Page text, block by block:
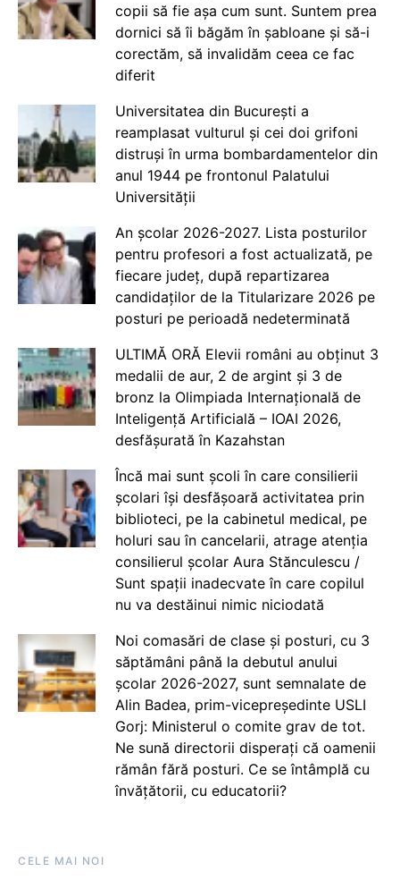
copii să fie așa cum sunt. Suntem prea
dornici să îi băgăm în șabloane și să-i
corectăm, să invalidăm ceea ce fac
diferit
Universitatea din București a
reamplasat vulturul și cei doi grifoni
distruși în urma bombardamentelor din
anul 1944 pe frontonul Palatului
Universității
An școlar 2026-2027. Lista posturilor
pentru profesori a fost actualizată, pe
fiecare județ, după repartizarea
candidaților de la Titularizare 2026 pe
posturi pe perioadă nedeterminată
ULTIMĂ ORĂ Elevii români au obținut 3
medalii de aur, 2 de argint și 3 de
bronz la Olimpiada Internațională de
Inteligență Artificială – IOAI 2026,
desfășurată în Kazahstan
Încă mai sunt școli în care consilierii
școlari își desfășoară activitatea prin
biblioteci, pe la cabinetul medical, pe
holuri sau în cancelarii, atrage atenția
consilierul școlar Aura Stănculescu /
Sunt spații inadecvate în care copilul
nu va destăinui nimic niciodată
Noi comasări de clase și posturi, cu 3
săptămâni până la debutul anului
școlar 2026-2027, sunt semnalate de
Alin Badea, prim-vicepreședinte USLI
Gorj: Ministerul o comite grav de tot.
Ne sună directorii disperați că oamenii
rămân fără posturi. Ce se întâmplă cu
învățătorii, cu educatorii?
CELE MAI NOI